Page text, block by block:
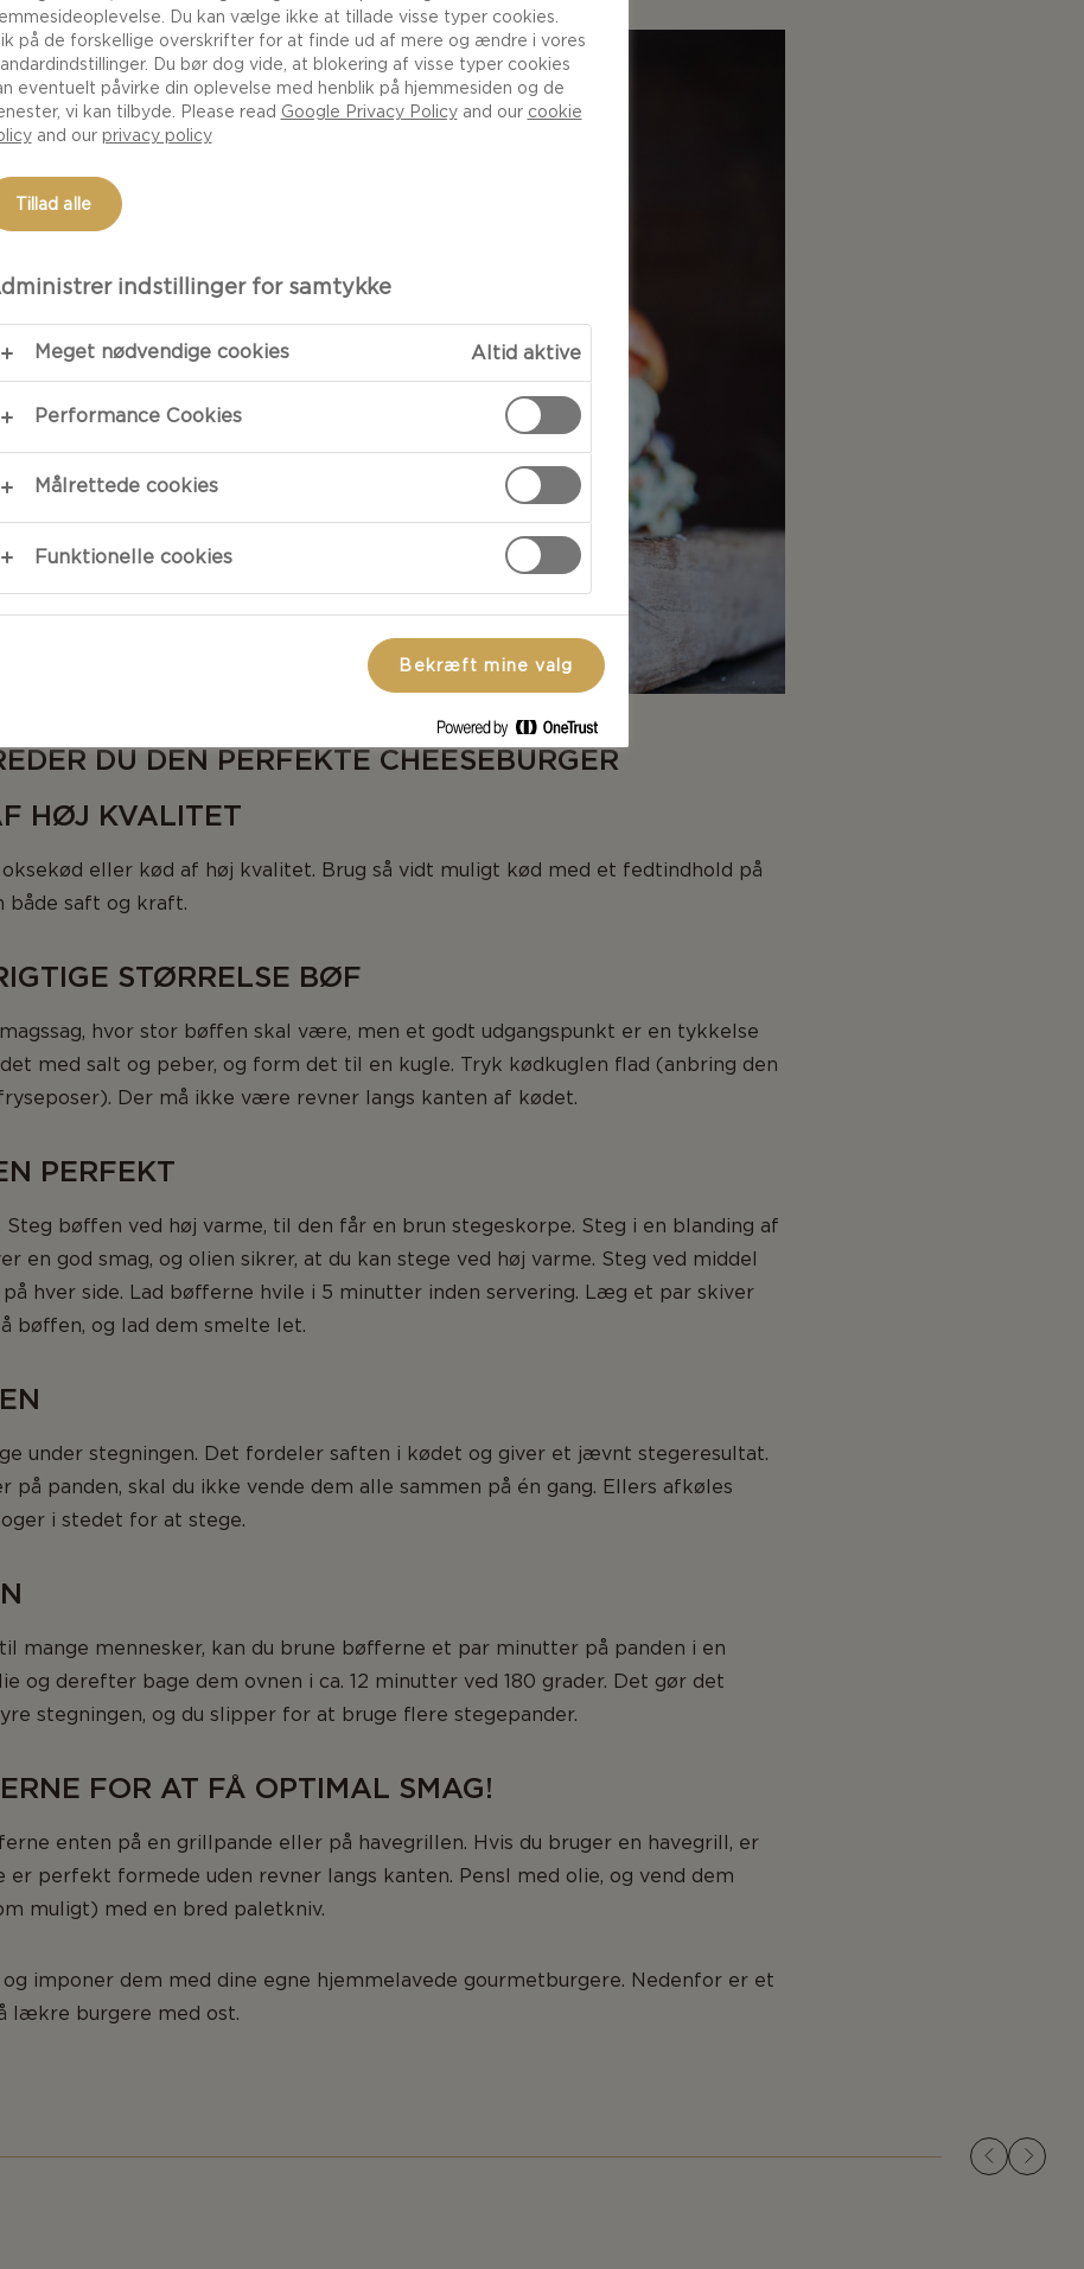
DU DEN PERFEKTE CHEESEBURGER
HØJ KVALITET
eller kød af høj kvalitet. Brug så vidt muligt kød med et fedtindhold på
både saft og kraft.
STØRRELSE BØF
hvor stor bøffen skal være, men et godt udgangspunkt er en tykkelse
med salt og peber, og form det til en kugle. Tryk kødkuglen flad (anbring den
Der må ikke være revner langs kanten af kødet.
PERFEKT
Steg bøffen ved høj varme, til den får en brun stegeskorpe. Steg i en blanding af
en god smag, og olien sikrer, at du kan stege ved høj varme. Steg ved middel
hver side. Lad bøfferne hvile i 5 minutter inden servering. Læg et par skiver
bøffen, og lad dem smelte let.
under stegningen. Det fordeler saften i kødet og giver et jævnt stegeresultat.
på panden, skal du ikke vende dem alle sammen på én gang. Ellers afkøles
i stedet for at stege.
mange mennesker, kan du brune bøfferne et par minutter på panden i en
og derefter bage dem ovnen i ca. 12 minutter ved 180 grader. Det gør det
stegningen, og du slipper for at bruge flere stegepander.
FOR AT FÅ OPTIMAL SMAG!
enten på en grillpande eller på havegrillen. Hvis du bruger en havegrill, er
perfekt formede uden revner langs kanten. Pensl med olie, og vend dem
muligt) med en bred paletkniv.
imponer dem med dine egne hjemmelavede gourmetburgere. Nedenfor er et
lækre burgere med ost.
Du kan vælge ikke at tillade visse typer cookies.
på de forskellige overskrifter for at finde ud af mere og ændre i vores
Du bør dog vide, at blokering af visse typer cookies
eventuelt påvirke din oplevelse med henblik på hjemmesiden og de
vi kan tilbyde. Please read Google Privacy Policyand our cookie
and our privacy policy
Tillad alle
indstillinger for samtykke
Meget nødvendige cookies Altid aktive
Performance Cookies
Målrettede cookies
Funktionelle cookies
Bekræft mine valg